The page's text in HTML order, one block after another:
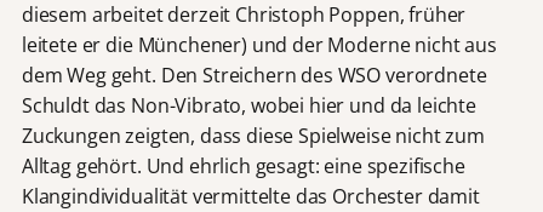
diesem arbeitet derzeit Christoph Poppen, früher
leitete er die Münchener) und der Moderne nicht aus
dem Weg geht. Den Streichern des WSO verordnete
Schuldt das Non-Vibrato, wobei hier und da leichte
Zuckungen zeigten, dass diese Spielweise nicht zum
Alltag gehört. Und ehrlich gesagt: eine spezifische
Klangindividualität vermittelte das Orchester damit